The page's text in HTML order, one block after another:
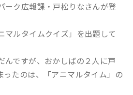
ーク広報課・戸松りなさんが登
マルタイムクイズ」を出題して
んですが、おかしばの２人に戸
ったのは、「アニマルタイム」の